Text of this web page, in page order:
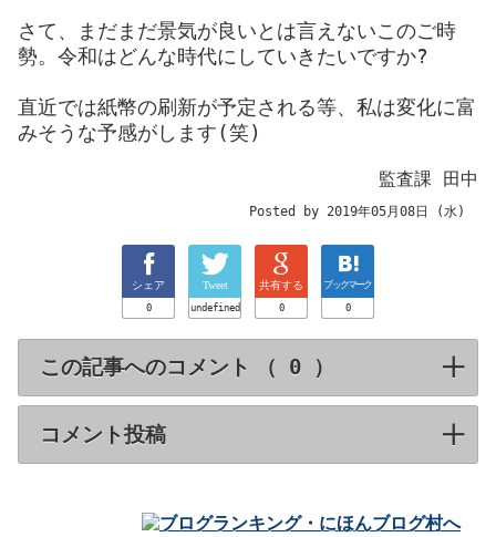
さて、まだまだ景気が良いとは言えないこのご時
勢。令和はどんな時代にしていきたいですか?
直近では紙幣の刷新が予定される等、私は変化に富
みそうな予感がします(笑)
監査課 田中
Posted by 2019年05月08日 (水)
シェア
0
Tweet
undefined
共有する
0
ブックマーク
0
この記事へのコメント （ ） click to
コメント投稿click to expand contents